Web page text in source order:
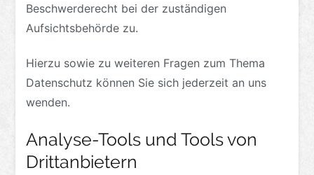
Beschwerderecht bei der zuständigen
Aufsichtsbehörde zu.
Hierzu sowie zu weiteren Fragen zum Thema
Datenschutz können Sie sich jederzeit an uns
wenden.
Analyse-Tools und Tools von
Dritt­anbietern